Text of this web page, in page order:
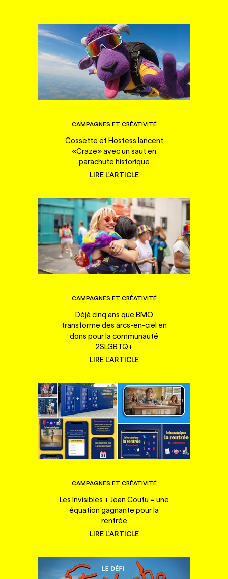
CAMPAGNES ET CRÉATIVITÉ
Cossette et Hostess lancent
«Craze» avec un saut en
parachute historique
LIRE L'ARTICLE
CAMPAGNES ET CRÉATIVITÉ
Déjà cinq ans que BMO
transforme des arcs-en-ciel en
dons pour la communauté
2SLGBTQ+
LIRE L'ARTICLE
CAMPAGNES ET CRÉATIVITÉ
Les Invisibles + Jean Coutu = une
équation gagnante pour la
rentrée
LIRE L'ARTICLE